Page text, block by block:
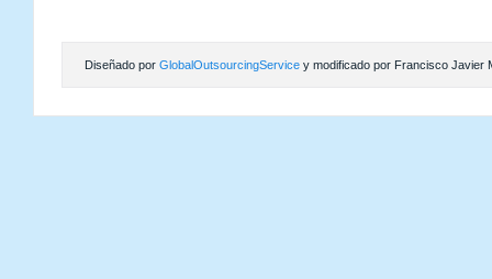
Diseñado por GlobalOutsourcingService y modificado por Francisco Javier